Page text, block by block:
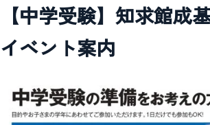
【中学受験】知求館
イベント案内